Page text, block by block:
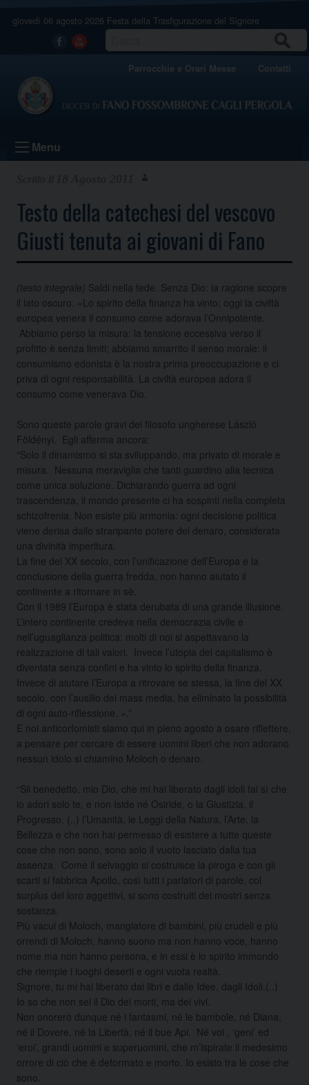
giovedì 06 agosto 2026 Festa della Trasfigurazione del Signore
Facebook
Youtube
Parrocchie e Orari Messe Contatti
Menu
Testo della catechesi del vescovo
Giusti tenuta ai giovani di Fano
(testo integrale) Saldi nella fede. Senza Dio: la ragione scopre
il lato oscuro. «Lo spirito della finanza ha vinto; oggi la civiltà
europea venera il consumo come adorava l’Onnipotente.
Abbiamo perso la misura: la tensione eccessiva verso il
profitto è senza limiti; abbiamo smarrito il senso morale: il
consumismo edonista è la nostra prima preoccupazione e ci
priva di ogni responsabilità. La civiltà europea adora il
consumo come venerava Dio.
Sono queste parole gravi del filosofo ungherese László
Földényi. Egli afferma ancora:
“Solo il dinamismo si sta sviluppando, ma privato di morale e
misura. Nessuna meraviglia che tanti guardino alla tecnica
come unica soluzione. Dichiarando guerra ad ogni
trascendenza, il mondo presente ci ha sospinti nella completa
schizofrenia. Non esiste più armonia: ogni decisione politica
viene derisa dallo straripante potere del denaro, considerata
una divinità imperitura.
La fine del XX secolo, con l’unificazione dell’Europa e la
conclusione della guerra fredda, non hanno aiutato il
continente a ritornare in sè.
Con il 1989 l’Europa è stata derubata di una grande illusione.
L’intero continente credeva nella democrazia civile e
nell’uguaglianza politica: molti di noi si aspettavano la
realizzazione di tali valori. Invece l’utopia del capitalismo è
diventata senza confini e ha vinto lo spirito della finanza.
Invece di aiutare l’Europa a ritrovare se stessa, la fine del XX
secolo, con l’ausilio dei mass media, ha eliminato la possibilità
di ogni auto-riflessione. ».”
E noi anticorfomisti siamo qui in pieno agosto a osare riflettere,
a pensare per cercare di essere uomini liberi che non adorano
nessun idolo si chiamino Moloch o denaro.
“Sii benedetto, mio Dio, che mi hai liberato dagli idoli fai sì che
io adori solo te, e non Iside né Osiride, o la Giustizia, il
Progresso, (..) l’Umanità, le Leggi della Natura, l’Arte, la
Bellezza e che non hai permesso di esistere a tutte queste
cose che non sono, sono solo il vuoto lasciato dalla tua
assenza. Come il selvaggio si costruisce la piroga e con gli
scarti si fabbrica Apollo, così tutti i parlatori di parole, col
surplus dei loro aggettivi, si sono costruiti dei mostri senza
sostanza.
Più vacui di Moloch, mangiatore di bambini, più crudeli e più
orrendi di Moloch, hanno suono ma non hanno voce, hanno
nome ma non hanno persona, e in essi è lo spirito immondo
che riempie i luoghi deserti e ogni vuota realtà.
Signore, tu mi hai liberato dai libri e dalle Idee, dagli Idoli.(..)
Io so che non sei il Dio dei morti, ma dei vivi.
Non onorerò dunque né i fantasmi, né le bambole, né Diana;
né il Dovere, né la Libertà, né il bue Api. Né voi , ‘geni’ ed
‘eroi’, grandi uomini e superuomini, che m’ispirate il medesimo
orrore di ciò che è deformato e morto. Io esisto tra le cose che
sono. ​